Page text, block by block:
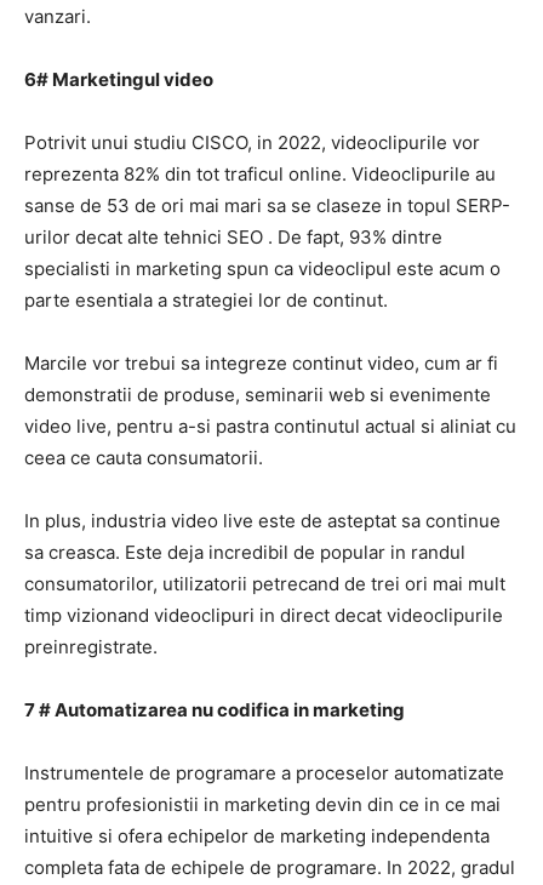
vanzari.
6# Marketingul video
Potrivit unui studiu CISCO, in 2022, videoclipurile vor
reprezenta 82% din tot traficul online. Videoclipurile au
sanse de 53 de ori mai mari sa se claseze in topul SERP-
urilor decat alte tehnici SEO . De fapt, 93% dintre
specialisti in marketing spun ca videoclipul este acum o
parte esentiala a strategiei lor de continut.
Marcile vor trebui sa integreze continut video, cum ar fi
demonstratii de produse, seminarii web si evenimente
video live, pentru a-si pastra continutul actual si aliniat cu
ceea ce cauta consumatorii.
In plus, industria video live este de asteptat sa continue
sa creasca. Este deja incredibil de popular in randul
consumatorilor, utilizatorii petrecand de trei ori mai mult
timp vizionand videoclipuri in direct decat videoclipurile
preinregistrate.
7 # Automatizarea nu codifica in marketing
Instrumentele de programare a proceselor automatizate
pentru profesionistii in marketing devin din ce in ce mai
intuitive si ofera echipelor de marketing independenta
completa fata de echipele de programare. In 2022, gradul